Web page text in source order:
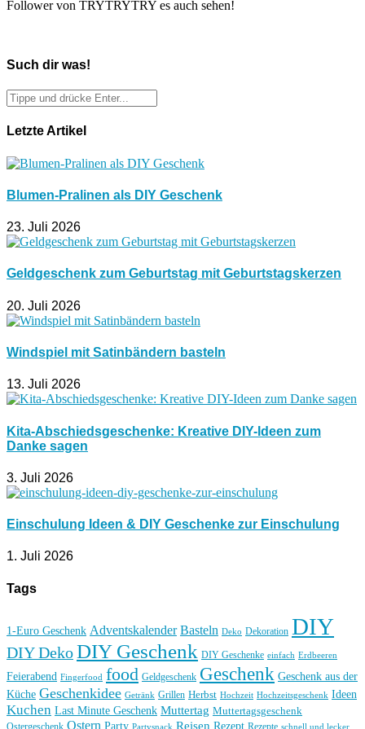
Follower von TRYTRYTRY es auch sehen!
Such dir was!
Letzte Artikel
Blumen-Pralinen als DIY Geschenk
23. Juli 2026
Geldgeschenk zum Geburtstag mit Geburtstagskerzen
20. Juli 2026
Windspiel mit Satinbändern basteln
13. Juli 2026
Kita-Abschiedsgeschenke: Kreative DIY-Ideen zum
Danke sagen
3. Juli 2026
Einschulung Ideen & DIY Geschenke zur Einschulung
1. Juli 2026
Tags
1-Euro Geschenk Adventskalender Basteln Deko Dekoration DIY
DIY DekoDIY Geschenk DIY Geschenke einfach Erdbeeren
Feierabend Fingerfood food Geldgeschenk Geschenk Geschenk aus der
Küche Geschenkidee Getränk Grillen Herbst Hochzeit Hochzeitsgeschenk Ideen
Kuchen Last Minute Geschenk Muttertag Muttertagsgeschenk
Ostergeschenk Ostern Party Partysnack Reisen Rezept Rezepte schnell und lecker